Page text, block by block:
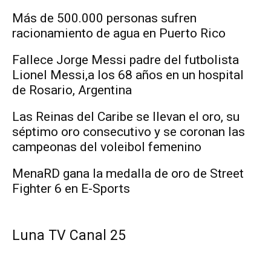
Más de 500.000 personas sufren
racionamiento de agua en Puerto Rico
Fallece Jorge Messi padre del futbolista
Lionel Messi,a los 68 años en un hospital
de Rosario, Argentina
Las Reinas del Caribe se llevan el oro, su
séptimo oro consecutivo y se coronan las
campeonas del voleibol femenino
MenaRD gana la medalla de oro de Street
Fighter 6 en E-Sports
Luna TV Canal 25